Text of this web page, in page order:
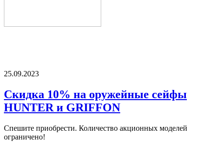
25.09.2023
Скидка 10% на оружейные сейфы
HUNTER и GRIFFON
Спешите приобрести. Количество акционных моделей
ограничено!